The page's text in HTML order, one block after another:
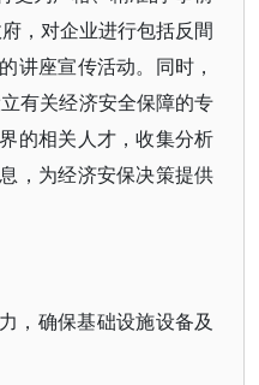
，对企业进行包括反間
讲座宣传活动。同时，
有关经济安全保障的专
的相关人才，收集分析
，为经济安保决策提供
，确保基础设施设备及